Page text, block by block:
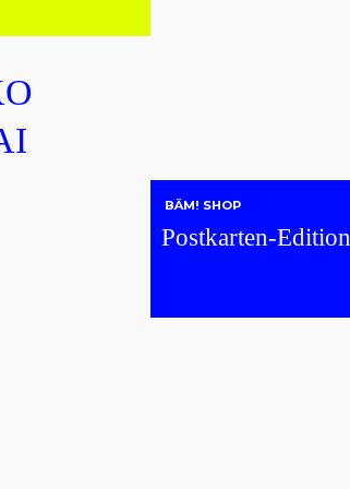
BÄM! SHOP
Postkarten-Edition